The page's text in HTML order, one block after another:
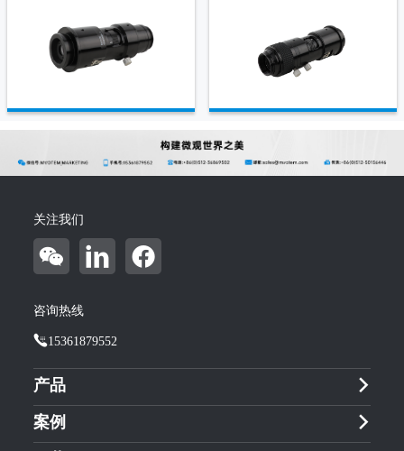
关注我们
咨询热线
15361879552
产品
案例